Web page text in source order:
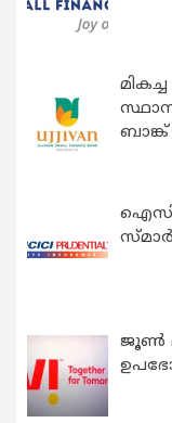
ബാങ്ക്
ജൂൺ